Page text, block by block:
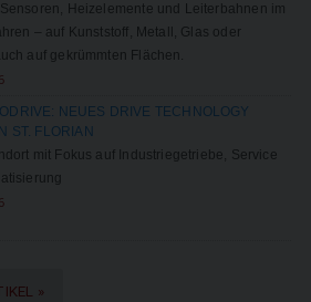
Heizelemente und Leiterbahnen im
– auf Kunststoff, Metall, Glas oder
auf gekrümmten Flächen.
NEUES DRIVE TECHNOLOGY
ST. FLORIAN
mit Fokus auf Industriegetriebe, Service
»